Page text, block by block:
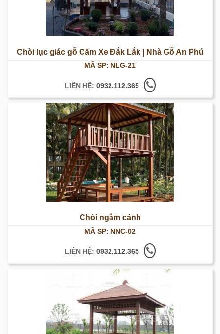
Chòi lục giác gỗ Căm Xe Đắk Lắk | Nhà Gỗ An Phú
MÃ SP: NLG-21
LIÊN HỆ: 0932.112.365
Chòi ngắm cảnh
MÃ SP: NNC-02
LIÊN HỆ: 0932.112.365